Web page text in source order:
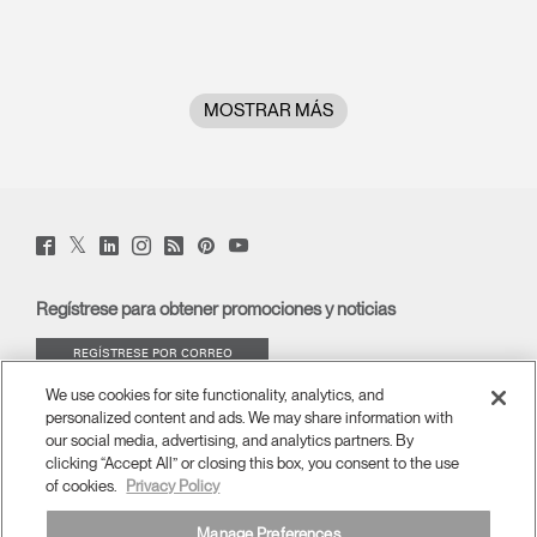
MOSTRAR MÁS
Facebook
(opens
Twitter
(opens
LinkedIn
(opens
Instagram
(opens
Humanscale
Blog
window)
PinterstYouTube
Regístrese para obtener promociones y noticias
REGÍSTRESE POR CORREO
ACERCA DE
ERGONOMÍA
We use cookies for site functionality, analytics, and
personalized content and ads. We may share information with
our social media, advertising, and analytics partners. By
clicking “Accept All” or closing this box, you consent to the use
of cookies.
Privacy Policy